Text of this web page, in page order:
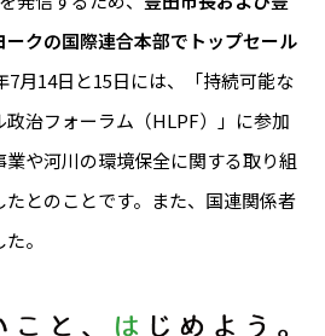
クの国際連合本部でトップセール
7月14日と15日には、「持続可能な
治フォーラム（HLPF）」に参加
業や河川の環境保全に関する取り組
とのことです。また、国連関係者
。